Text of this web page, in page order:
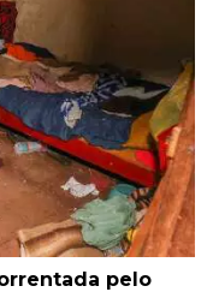
pelo